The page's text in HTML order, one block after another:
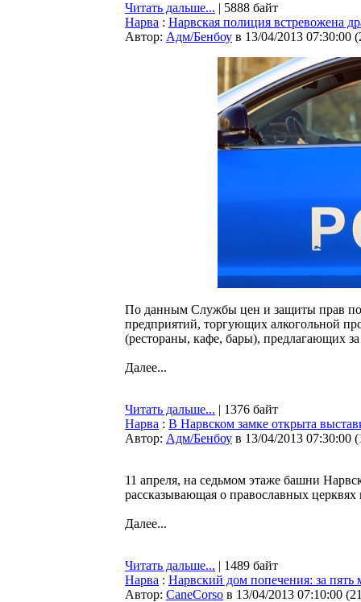
Читать дальше... | 5888 байт
Нарва : Нарвская полиция встревожена
Автор: Адм/Бенбоу в 13/04/2013 07:30:00 (
По данным Службы цен и защиты прав
предприятий, торгующих алкогольной
(рестораны, кафе, бары), предлагающих
Далее...
Читать дальше... | 1376 байт
Нарва : В Нарвском замке открыта
Автор: Адм/Бенбоу в 13/04/2013 07:30:00 (
11 апреля, на седьмом этаже башни
рассказывающая о православных
Далее...
Читать дальше... | 1489 байт
Нарва : Нарвский дом попечения: за
Автор: CaneCorso в 13/04/2013 07:10:00 (